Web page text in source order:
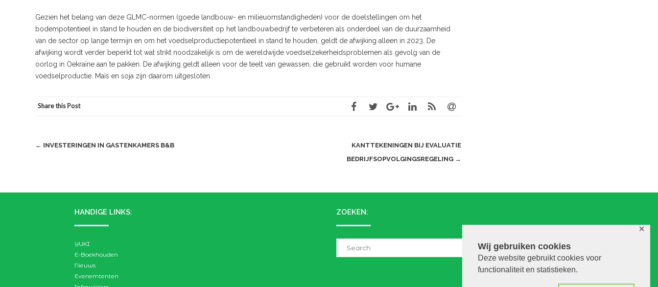
Wij gebruiken cookies
Deze website gebruikt cookies voor
functionaliteit en statistieken.
✕
Gezien het belang van deze GLMC-normen (goede landbouw- en milieuomstandigheden) voor de doelstellingen om het
bodempotentieel in stand te houden en de biodiversiteit op het landbouwbedrijf te verbeteren als onderdeel van de duurzaamheid
van de sector op lange termijn en om het voedselproductiepotentieel in stand te houden, geldt de afwijking alleen in 2023. De
afwijking wordt verder beperkt tot wat strikt noodzakelijk is om de wereldwijde voedselzekerheidsproblemen als gevolg van de
oorlog in Oekraïne aan te pakken. De afwijking geldt alleen voor de teelt van gewassen, die gebruikt worden voor humane
voedselproductie. Maïs en soja zijn daarom uitgesloten.
Share this Post
Post
← INVESTERINGEN IN GASTENKAMERS B&B
KANTTEKENINGEN BIJ EVALUATIE
BEDRIJFSOPVOLGINGSREGELING →
HANDIGE LINKS:
YUKI
E-Boekhouden
Nieuws
Evenemtenten
ZOEKEN: